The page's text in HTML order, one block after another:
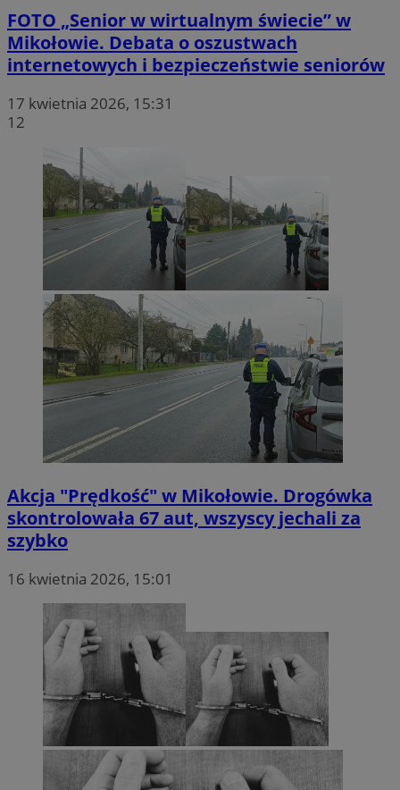
FOTO „Senior w wirtualnym świecie” w
Mikołowie. Debata o oszustwach
internetowych i bezpieczeństwie seniorów
17 kwietnia 2026, 15:31
12
Akcja "Prędkość" w Mikołowie. Drogówka
skontrolowała 67 aut, wszyscy jechali za
szybko
16 kwietnia 2026, 15:01